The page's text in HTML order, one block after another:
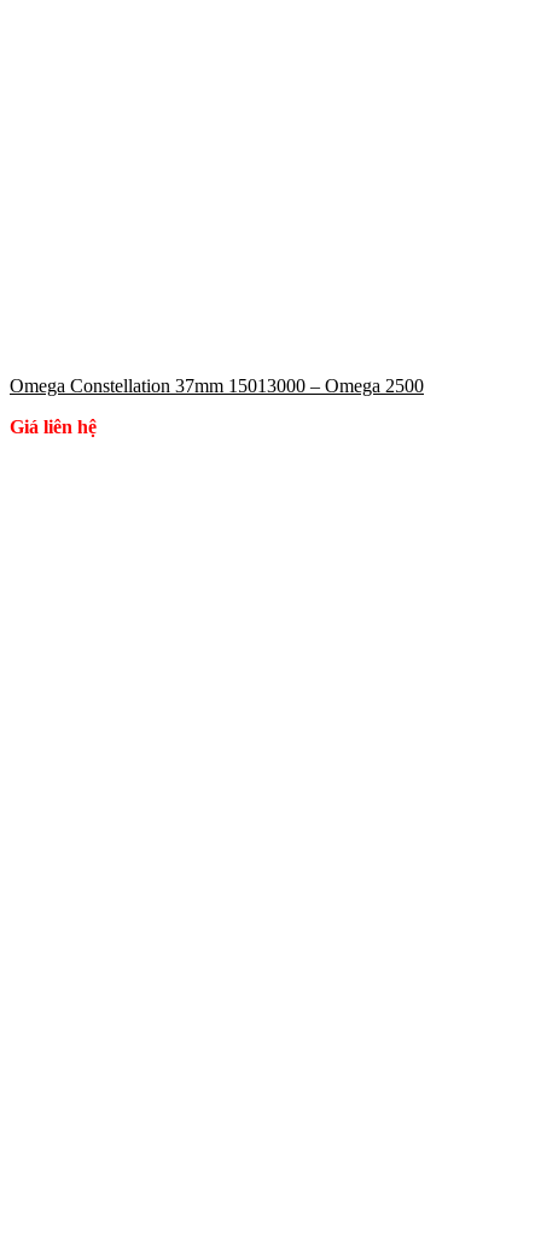
Omega Constellation 37mm 15013000 – Omega 2500
Giá liên hệ